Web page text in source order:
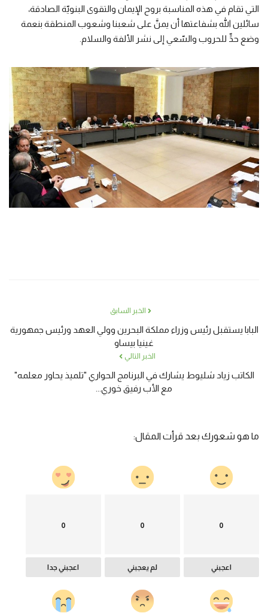
التي تقام في هذه المناسبة بروح الإيمان والتقوى البنويّة الصادقة،
سائلين الله بشفاعتها أن يمنَّ على شعبنا وشعوب المنطقة بنعمة
وضع حدٍّ للحروب والسّعي إلى نشر الألفة والسلام
الخبر السابق
البابا يستقبل رئيس وزراء مملكة البحرين وولي العهد ورئيس جمهورية
غينيا بيساو
الخبر التالي
الكاتب زياد شليوط يشارك في البرنامج الحواري "تلميذ يحاور معلمه"
مع الأب رفيق خوري...
ما هو شعورك بعد قرأت المقال:
0
اعجبني
0
لم يعجبني
0
اعجبني جدا